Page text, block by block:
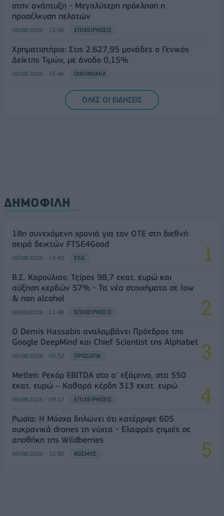
στην ανάπτυξη - Μεγαλύτερη πρόκληση η
προσέλκυση πελατών
06/08/2026 - 15:56 ΕΠΙΧΕΙΡΗΣΕΙΣ
Χρηματιστήριο: Στις 2.627,95 μονάδες ο Γενικός
Δείκτης Τιμών, με άνοδο 0,15%
06/08/2026 - 15:46 ΟΙΚΟΝΟΜΙΑ
ΟΛΕΣ ΟΙ ΕΙΔΗΣΕΙΣ
ΔΗΜΟΦΙΛΗ
18η συνεχόμενη χρονιά για τον ΟΤΕ στη διεθνή
σειρά δεικτών FTSE4Good
06/08/2026 - 14:40 ESG
Β.Σ. Καρούλιας: Τζίρος 98,7 εκατ. ευρώ και
αύξηση κερδών 57% - Τα νέα στοιχήματα σε low
& non alcohol
06/08/2026 - 11:48 ΕΠΙΧΕΙΡΗΣΕΙΣ
Ο Demis Hassabis αναλαμβάνει Πρόεδρος της
Google DeepMind και Chief Scientist της Alphabet
06/08/2026 - 09:32 ΠΡΟΣΩΠΑ
Metlen: Ρεκόρ EBITDA στο α' εξάμηνο, στα 550
εκατ. ευρώ – Καθαρά κέρδη 313 εκατ. ευρώ
06/08/2026 - 09:12 ΕΠΙΧΕΙΡΗΣΕΙΣ
Ρωσία: Η Μόσχα δηλώνει ότι κατέρριψε 605
ουκρανικά drones τη νύχτα - Ελαφρές ζημιές σε
αποθήκη της Wildberries
06/08/2026 - 10:30 ΚΟΣΜΟΣ